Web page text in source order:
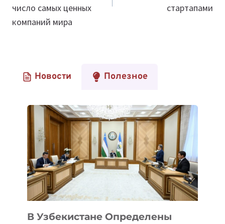
число самых ценных
компаний мира
стартапами
Новости Полезное
В Узбекистане Определены